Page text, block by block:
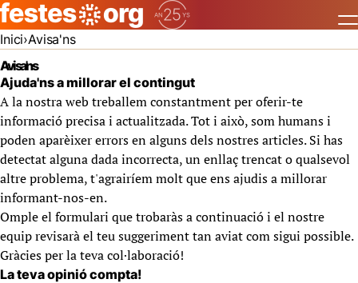
Inici Avisa'ns
Avisa'ns
Ajuda'ns a millorar el contingut
A la nostra web treballem constantment per oferir-te
informació precisa i actualitzada. Tot i això, som humans i
poden aparèixer errors en alguns dels nostres articles. Si has
detectat alguna dada incorrecta, un enllaç trencat o qualsevol
altre problema, t'agrairíem molt que ens ajudis a millorar
informant-nos-en.
Omple el formulari que trobaràs a continuació i el nostre
equip revisarà el teu suggeriment tan aviat com sigui possible.
Gràcies per la teva col·laboració!
La teva opinió compta!